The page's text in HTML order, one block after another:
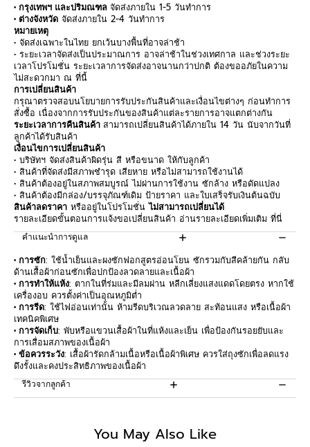
• กรุงเทพฯ และปริมณฑล จัดส่งภายใน 1-5 วันทำการ
• ต่างจังหวัด จัดส่งภายใน 2-4 วันทำการ
หมายเหตุ
• จัดส่งเฉพาะในไทย ยกเว้นบางพื้นที่อาจล่าช้า
• ระยะเวลาจัดส่งเป็นประมาณการ อาจล่าช้าในช่วงเทศกาล และช่วงระยะ
เวลาโปรโมชั่น ระยะเวลาการจัดส่งอาจนานกว่าปกติ ต้องขออภัยในความ
ไม่สะดวกมา ณ ที่นี้
การเปลี่ยนสินค้า
กรุณาตรวจสอบนโยบายการรับประกันสินค้าและเงื่อนไขต่างๆ ก่อนทำการ
สั่งซื้อ เนื่องจากการรับประกันของสินค้าแต่ละรายการอาจแตกต่างกัน
ระยะเวลาการคืนสินค้า สามารถเปลี่ยนสินค้าได้ภายใน 14 วัน นับจากวันที่
ลูกค้าได้รับสินค้า
เงื่อนไขการเปลี่ยนสินค้า
• บริษัทฯ จัดส่งสินค้าผิดรุ่น สี หรือขนาด ให้กับลูกค้า
• สินค้าที่จัดส่งมีสภาพชำรุด เสียหาย หรือไม่สามารถใช้งานได้
• สินค้าต้องอยู่ในสภาพสมบูรณ์ ไม่ผ่านการใช้งาน ซักล้าง หรือดัดแปลง
• สินค้าต้องมีกล่อง/บรรจุภัณฑ์เดิม ป้ายราคา และใบเสร็จรับเงินต้นฉบับ
สินค้าลดราคา หรืออยู่ในโปรโมชั่นไม่สามารถเปลี่ยนได้
รายละเอียดขั้นตอนการแจ้งขอเปลี่ยนสินค้า อ่านรายละเอียดเพิ่มเติม ที่นี่
คำแนะนำการดูแล
• การซัก: ใช้น้ำเย็นและผงซักฟอกสูตรอ่อนโยน ซักรวมกับสีคล้ายกัน กลับ
ด้านเสื้อผ้าก่อนซักเพื่อปกป้องลวดลายและเนื้อผ้า
• การทำให้แห้ง: ตากในที่ร่มและมีลมผ่าน หลีกเลี่ยงแสงแดดโดยตรง หากใช้
เครื่องอบ ควรตั้งค่าเป็นอุณหภูมิต่ำ
• การรีด: ใช้ไฟอ่อนเท่านั้น ห้ามรีดบริเวณลวดลาย สะท้อนแสง หรือเนื้อผ้า
เทคนิคพิเศษ
• การจัดเก็บ: พับหรือแขวนเสื้อผ้าในที่แห้งและเย็น เพื่อป้องกันรอยยับและ
การเสื่อมสภาพของเนื้อผ้า
• ข้อควรระวัง: เสื้อผ้ารัดกล้ามเนื้อหรือเนื้อผ้าพิเศษ ควรใส่ถุงซักเพื่อลดแรง
ดึงรั้งและคงประสิทธิภาพของเนื้อผ้า
รีวิวจากลูกค้า
You May Also Like